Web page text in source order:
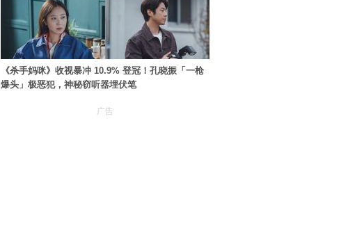
《杀手妈咪》收视暴冲 10.9% 登冠！孔晓振「一枪
爆头」极恶犯，神秘窃听器埋伏笔
广告